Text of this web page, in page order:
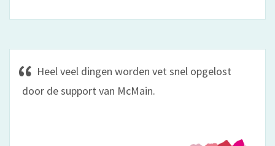
Heel veel dingen worden vet snel opgelost
door de support van McMain.